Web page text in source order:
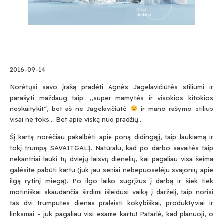
2016-09-14
Norėtųsi savo įrašą pradėti Agnės Jagelavičiūtės stiliumi ir
parašyti maždaug taip: „super mamytės ir visokios kitokios
neskaitykit“, bet aš ne Jagelavičiūtė
ir mano rašymo stilius
visai ne toks… Bet apie viską nuo pradžių…
Šį kartą norėčiau pakalbėti apie poną didingąjį, taip laukiamą ir
tokį trumpą SAVAITGALĮ. Natūralu, kad po darbo savaitės taip
nekantriai lauki tų dviejų laisvų dienelių, kai pagaliau visa šeima
galėsite pabūti kartu (juk jau seniai nebepuoselėju svajonių apie
ilgą rytinį miegą). Po ilgo laiko sugrįžus į darbą ir šiek tiek
motiniškai skaudančia širdimi išleidusi vaiką į darželį, taip norisi
tas dvi trumputes dienas praleisti kokybiškai, produktyviai ir
linksmai – juk pagaliau visi esame kartu! Patarlė, kad planuoji, o